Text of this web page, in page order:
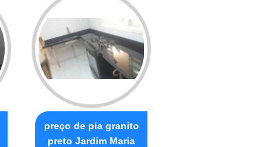
preço de pia granito
preto Jardim Maria